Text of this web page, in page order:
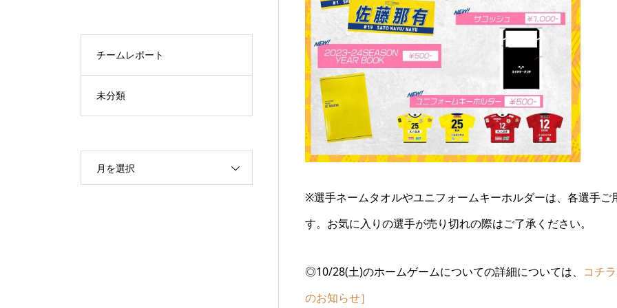
※選手ネームタオルやユニフォームキーホルダーは、各選手
す。お気に入りの選手が売り切れの際はご了承ください。
◎10/28(土)のホームゲームについての詳細については、 コチ
のお知らせ］
チームレポート
未分類
月を選択